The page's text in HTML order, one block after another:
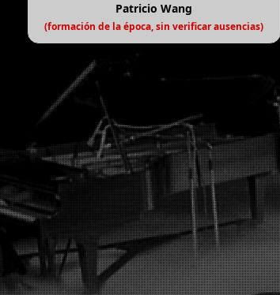
Patricio Wang
(formación de la época, sin verificar ausencias)